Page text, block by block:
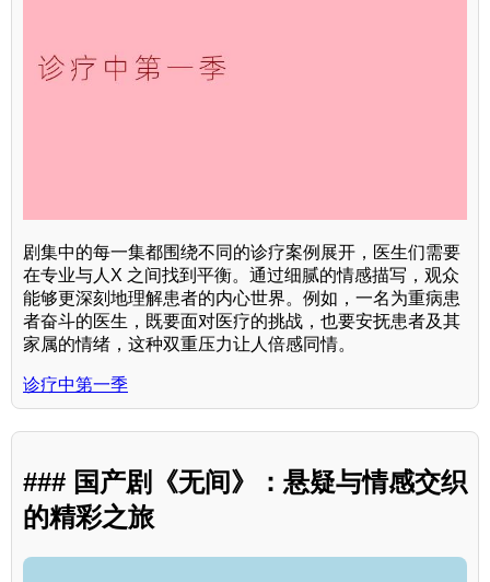
剧集中的每一集都围绕不同的诊疗案例展开，医生们需要
在专业与人X 之间找到平衡。通过细腻的情感描写，观众
能够更深刻地理解患者的内心世界。例如，一名为重病患
者奋斗的医生，既要面对医疗的挑战，也要安抚患者及其
家属的情绪，这种双重压力让人倍感同情。
诊疗中第一季
### 国产剧《无间》：悬疑与情感交织
的精彩之旅